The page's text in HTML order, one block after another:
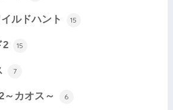
ルドハント 15
2 15
7
～カオス～ 6